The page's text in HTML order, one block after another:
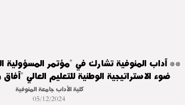
** آداب المنوفية تشارك في "مؤتمر المسؤولية
ضوء الاستراتيجية الوطنية للتعليم العالي
كلية الآداب جامعة المنوفية
05/12/2024